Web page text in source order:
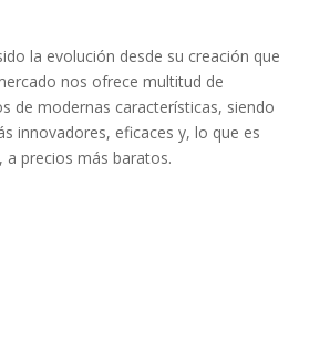
la evolución desde su creación que
nos ofrece multitud de
de modernas características, siendo
innovadores, eficaces y, lo que es
precios más baratos.